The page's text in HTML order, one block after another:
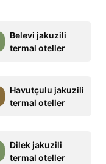
Belevi jakuzili
termal oteller
Havutçulu jakuzili
termal oteller
Dilek jakuzili
termal oteller